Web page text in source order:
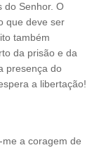
do Senhor. O
que deve ser
também
da prisão e da
presença do
a libertação!
a coragem de